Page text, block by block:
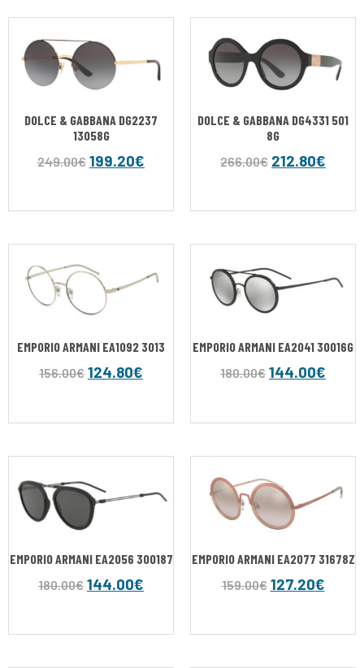
DOLCE & GABBANA DG2237
13058G
249.00€ 199.20€
DOLCE & GABBANA DG4331 501
8G
266.00€ 212.80€
EMPORIO ARMANI EA1092 3013
156.00€ 124.80€
EMPORIO ARMANI EA2041 30016G
180.00€ 144.00€
EMPORIO ARMANI EA2056 300187
180.00€ 144.00€
EMPORIO ARMANI EA2077 31678Z
159.00€ 127.20€